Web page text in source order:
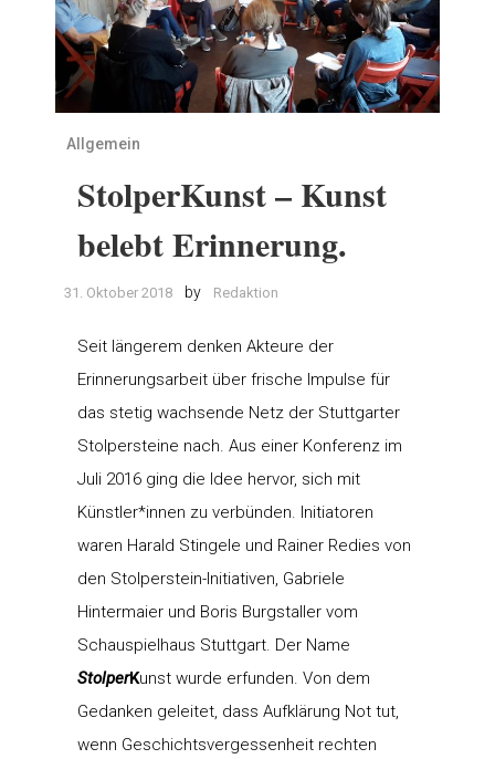
Allgemein
StolperKunst – Kunst
belebt Erinnerung.
31. Oktober 2018 by Redaktion
Seit längerem denken Akteure der
Erinnerungsarbeit über frische Impulse für
das stetig wachsende Netz der Stuttgarter
Stolpersteine nach. Aus einer Konferenz im
Juli 2016 ging die Idee hervor, sich mit
Künstler*innen zu verbünden. Initiatoren
waren Harald Stingele und Rainer Redies von
den Stolperstein-Initiativen, Gabriele
Hintermaier und Boris Burgstaller vom
Schauspielhaus Stuttgart. Der Name
StolperKunst wurde erfunden. Von dem
Gedanken geleitet, dass Aufklärung Not tut,
wenn Geschichtsvergessenheit rechten